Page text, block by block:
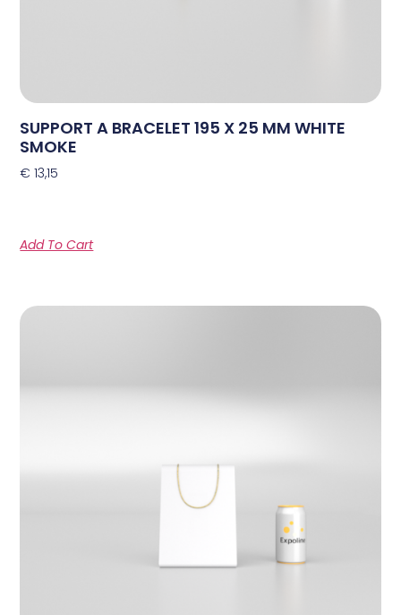
SUPPORT A BRACELET 195 X 25 MM WHITE
SMOKE
€ 13,15
Add To Cart